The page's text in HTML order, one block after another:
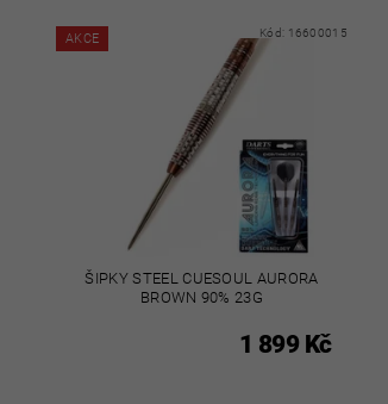
AKCE Kód: 16600015
ŠIPKY STEEL CUESOUL AURORA
BROWN 90% 23G
1 899 Kč